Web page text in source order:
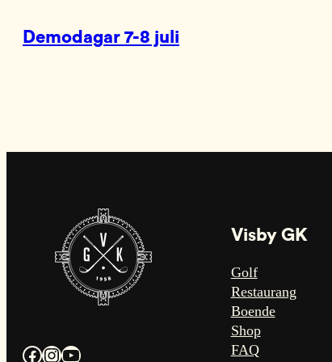
Demodagar 7-8 juli
Facebook InstagramYouTube
Visby GK
Golf
Restaurang
Boende
Shop
FAQ